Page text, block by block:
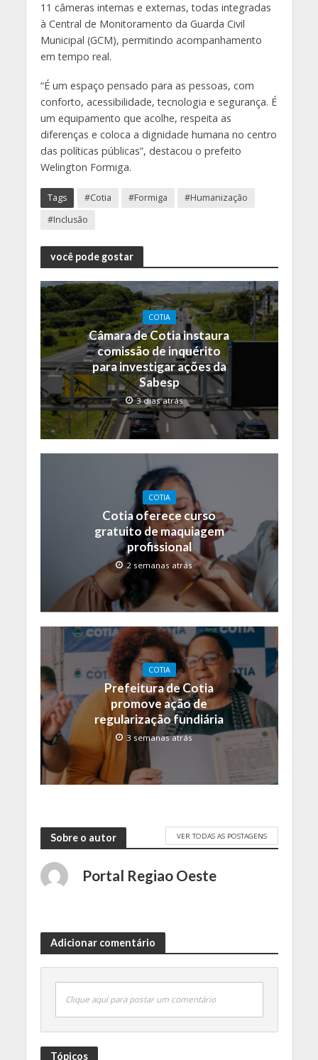
11 câmeras internas e externas, todas integradas
à Central de Monitoramento da Guarda Civil
Municipal (GCM), permitindo acompanhamento
em tempo real.
“É um espaço pensado para as pessoas, com
conforto, acessibilidade, tecnologia e segurança. É
um equipamento que acolhe, respeita as
diferenças e coloca a dignidade humana no centro
das políticas públicas”, destacou o prefeito
Welington Formiga.
Tags #Cotia #Formiga
#Humanização
#Inclusão
você pode gostar
COTIA
Câmara de Cotia instaura
comissão de inquérito
para investigar ações da
Sabesp
3 dias atrás
COTIA
Cotia oferece curso
gratuito de maquiagem
profissional
2 semanas atrás
COTIA
Prefeitura de Cotia
promove ação de
regularização fundiária
3 semanas atrás
Sobre o autor VER TODAS AS POSTAGENS
Portal Regiao Oeste
Adicionar comentário
Clique aqui para postar um comentário
Tópicos